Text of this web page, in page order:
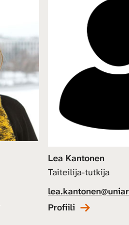
Lea Kantonen
Taiteilija-tutkija
Profiili